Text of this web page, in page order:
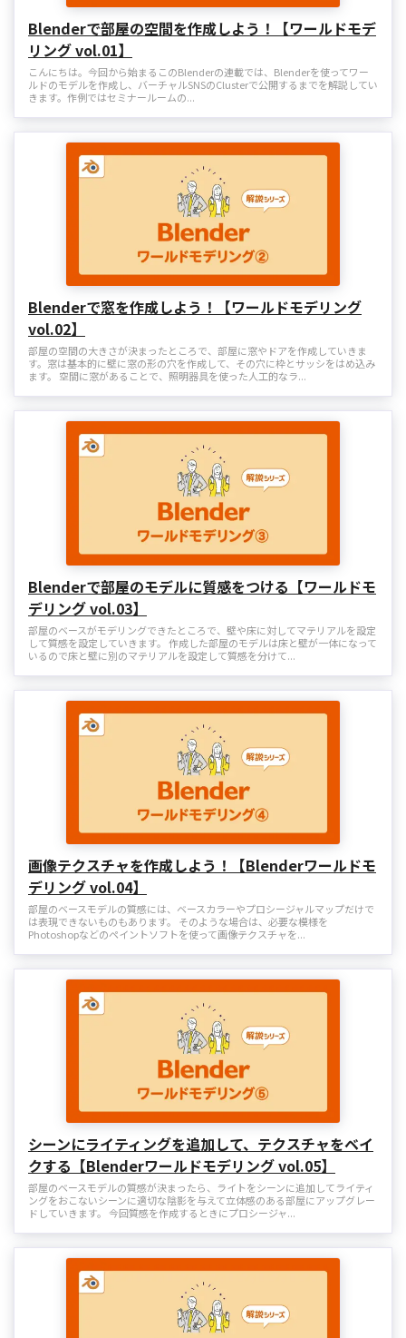
Blenderで部屋の空間を作成しよう！【ワールドモデ
リング vol.01】
こんにちは。今回から始まるこのBlenderの連載では、Blenderを使ってワー
ルドのモデルを作成し、バーチャルSNSのClusterで公開するまでを解説してい
きます。作例ではセミナールームの...
Blenderで窓を作成しよう！【ワールドモデリング
vol.02】
部屋の空間の大きさが決まったところで、部屋に窓やドアを作成していきま
す。窓は基本的に壁に窓の形の穴を作成して、その穴に枠とサッシをはめ込み
ます。 空間に窓があることで、照明器具を使った人工的なラ...
Blenderで部屋のモデルに質感をつける【ワールドモ
デリング vol.03】
部屋のベースがモデリングできたところで、壁や床に対してマテリアルを設定
して質感を設定していきます。 作成した部屋のモデルは床と壁が一体になって
いるので床と壁に別のマテリアルを設定して質感を分けて...
画像テクスチャを作成しよう！【Blenderワールドモ
デリング vol.04】
部屋のベースモデルの質感には、ベースカラーやプロシージャルマップだけで
は表現できないものもあります。 そのような場合は、必要な模様を
Photoshopなどのペイントソフトを使って画像テクスチャを...
シーンにライティングを追加して、テクスチャをベイ
クする【Blenderワールドモデリング vol.05】
部屋のベースモデルの質感が決まったら、ライトをシーンに追加してライティ
ングをおこないシーンに適切な陰影を与えて立体感のある部屋にアップグレー
ドしていきます。 今回質感を作成するときにプロシージャ...